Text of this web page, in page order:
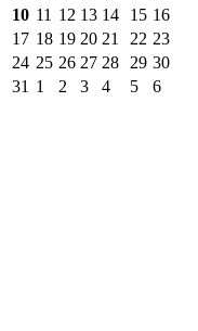
10 11 12 13 14 15 16
17 18 19 20 21 22 23
24 25 26 27 28 29 30
31 1 2 3 4 5 6